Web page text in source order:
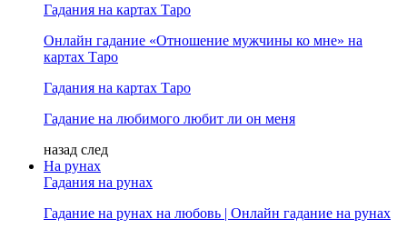
Гадания на картах Таро
Онлайн гадание «Отношение мужчины ко мне» на
картах Таро
Гадания на картах Таро
Гадание на любимого любит ли он меня
назад след
На рунах
Гадания на рунах
Гадание на рунах на любовь | Онлайн гадание на рунах